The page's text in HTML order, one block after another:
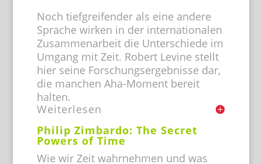
Noch tiefgreifender als eine andere
Sprache wirken in der internationalen
Zusammenarbeit die Unterschiede im
Umgang mit Zeit. Robert Levine stellt
hier seine Forschungsergebnisse dar,
die manchen Aha-Moment bereit
halten.
Weiterlesen
Philip Zimbardo: The Secret
Powers of Time
Wie wir Zeit wahrnehmen und was